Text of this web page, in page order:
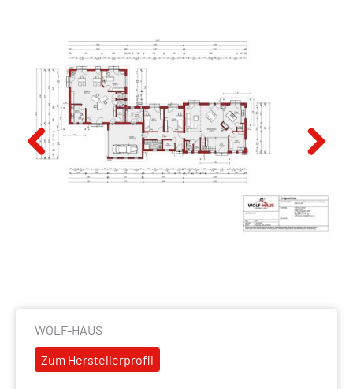
Previous
WOLF-HAUS
Zum Herstellerprofil